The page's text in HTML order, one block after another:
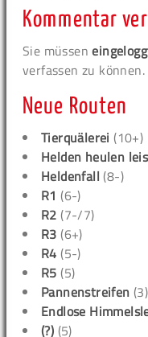
Kommentar
Sie müssen
verfassen zu können.
Neue Routen
Tierquälerei (10+)
Helden heulen
Heldenfall (8-)
R1 (6-)
R2 (7-/7)
R3 (6+)
R4 (5-)
R5 (5)
Pannenstreifen (3)
Endlose
(?) (5)